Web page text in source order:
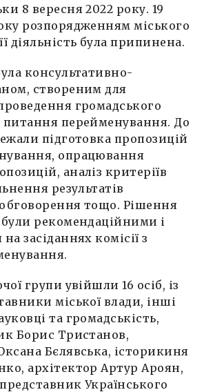
8 вересня 2022 року. 19
розпорядженням міського
діяльність була припинена.
консультативно-
створеним для
громадського
питання перейменування. До
підготовка пропозицій
опрацювання
аналіз критеріїв
результатів
тощо. Рішення
рекомендаційними і
засіданнях комісії з
групи увійшли 16 осіб, із
міської влади, інші
та громадськість,
Борис Тристанов,
Бєлявська, історикиня
архітектор Артур Ароян,
Українського